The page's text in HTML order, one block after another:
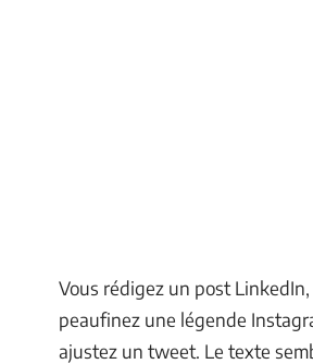
Vous rédigez un post
peaufinez une légende
ajustez un tweet. Le texte